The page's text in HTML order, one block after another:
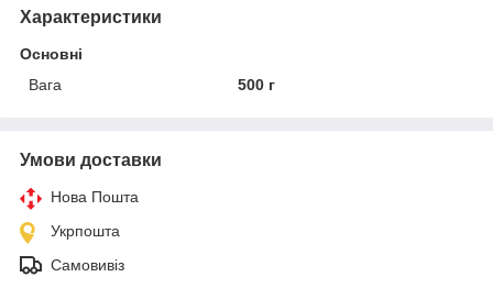
Характеристики
Основні
Вага
500 г
Умови доставки
Нова Пошта
Укрпошта
Самовивіз